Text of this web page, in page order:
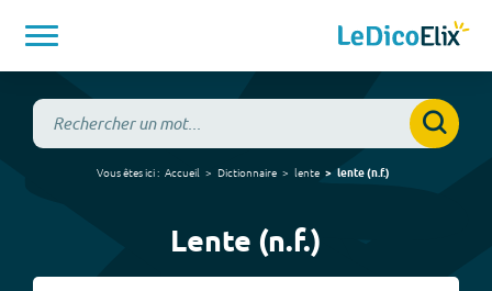
Vous êtes ici : Accueil Dictionnaire lente lente(n.f.)
Lente (n.f.)